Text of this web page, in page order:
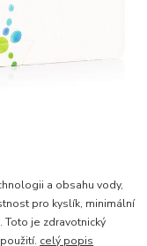
a obsahu vody,
pro kyslík, minimální
Toto je zdravotnický
celý popis